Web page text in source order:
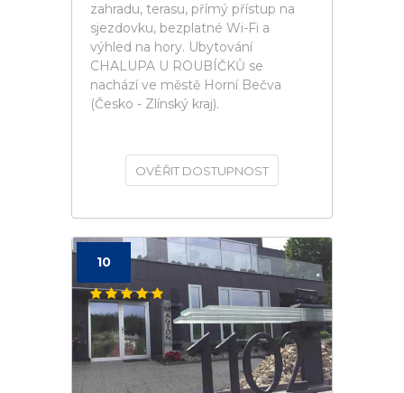
zahradu, terasu, přímý přístup na
sjezdovku, bezplatné Wi-Fi a
výhled na hory. Ubytování
CHALUPA U ROUBÍČKŮ se
nachází ve městě Horní Bečva
(Česko - Zlínský kraj).
OVĚŘIT DOSTUPNOST
10